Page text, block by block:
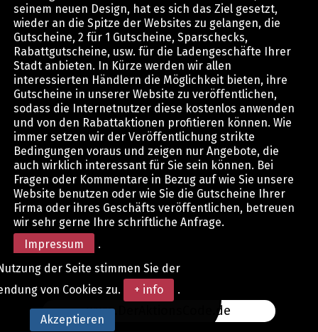
seinem neuen Design, hat es sich das Ziel gesetzt,
wieder an die Spitze der Websites zu gelangen, die
Gutscheine, 2 für 1 Gutscheine, Sparschecks,
Rabattgutscheine, usw. für die Ladengeschäfte Ihrer
Stadt anbieten. In Kürze werden wir allen
interessierten Händlern die Möglichkeit bieten, ihre
Gutscheine in unserer Website zu veröffentlichen,
sodass die Internetnutzer diese kostenlos anwenden
und von den Rabattaktionen profitieren können. Wie
immer setzen wir der Veröffentlichung strikte
Bedingungen voraus und zeigen nur Angebote, die
auch wirklich interessant für Sie sein können. Bei
Fragen oder Kommentare in Bezug auf wie Sie unsere
Website benutzen oder wie Sie die Gutscheine Ihrer
Firma oder ihres Geschäfts veröffentlichen, betreuen
wir sehr gerne Ihre schriftliche Anfrage.
Impressum
.
www.DerAktionsCode.de
der Seite stimmen Sie der
von Cookies zu.
+ info .
Akzeptieren